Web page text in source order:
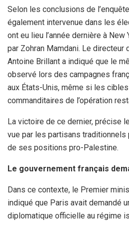
Selon les conclusions de
également intervenue dans les
ont eu lieu l’année dernière à New
par Zohran Mamdani. Le directeur
Antoine Brillant a indiqué que le
observé lors des campagnes
aux États-Unis, même si les
commanditaires de l’opération
La victoire de ce dernier, précise
vue par les partisans
de ses positions pro-Palestine.
Le gouvernement français
Dans ce contexte, le Premier
indiqué que Paris avait demandé
diplomatique officielle au régime